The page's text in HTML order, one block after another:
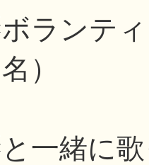
ランテ
）
一緒に